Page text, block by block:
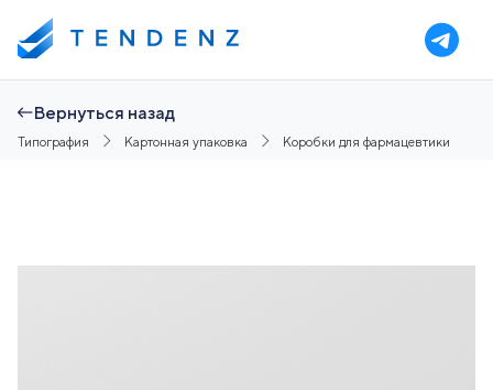
Вернуться назад
Типография Картонная упаковка Коробки для фармацевтики